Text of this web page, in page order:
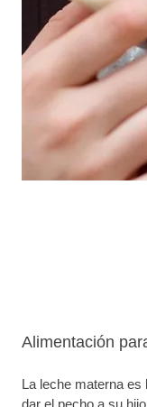
Alimentación
La leche materna
dar el pecho a su